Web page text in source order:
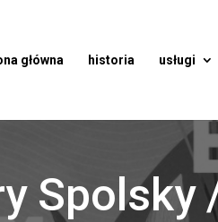
główna historia usługi
Spolsky